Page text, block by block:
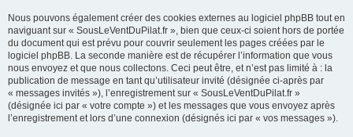
Nous pouvons également créer des cookies externes au logiciel phpBB tout en
naviguant sur « SousLeVentDuPilat.fr », bien que ceux-ci soient hors de portée
du document qui est prévu pour couvrir seulement les pages créées par le
logiciel phpBB. La seconde manière est de récupérer l’information que vous
nous envoyez et que nous collectons. Ceci peut être, et n’est pas limité à : la
publication de message en tant qu’utilisateur invité (désignée ci-après par
« messages invités »), l’enregistrement sur « SousLeVentDuPilat.fr »
(désignée ici par « votre compte ») et les messages que vous envoyez après
l’enregistrement et lors d’une connexion (désignés ici par « vos messages »).